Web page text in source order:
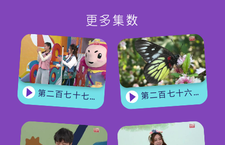
友的即时反应和常识，胜出的一队将会获得BobieLand
编导：吴诺雯
更多集数
第二百七十七集 - 【玩转星期五】 蝴蝶变变变 第二百七十六集 - 【嘉宾来了】 蝴蝶专家